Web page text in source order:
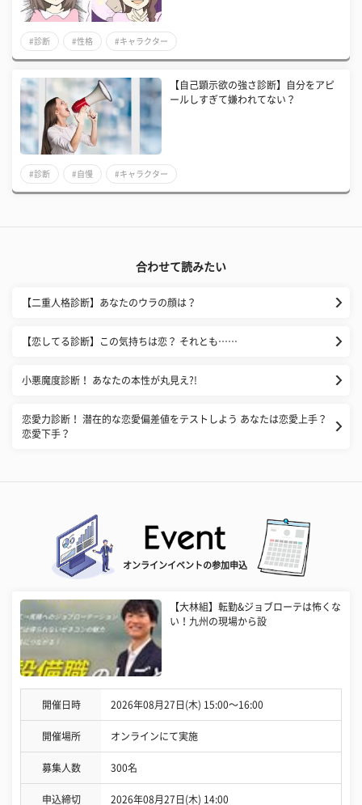
#診断 #性格 #キャラクター
【自己顕示欲の強さ診断】自分をアピ
ールしすぎて嫌われてない？
#診断 #自慢 #キャラクター
合わせて読みたい
【二重人格診断】あなたのウラの顔は？
【恋してる診断】この気持ちは恋？ それとも……
小悪魔度診断！ あなたの本性が丸見え?!
恋愛力診断！ 潜在的な恋愛偏差値をテストしよう あなたは恋愛上手？
恋愛下手？
オンラインイベントの参加申込
【大林組】転勤&ジョブローテは怖くな
い！九州の現場から設
開催日時 2026年08月27日(木) 15:00〜16:00
開催場所 オンラインにて実施
募集人数 300名
申込締切 2026年08月27日(木) 14:00